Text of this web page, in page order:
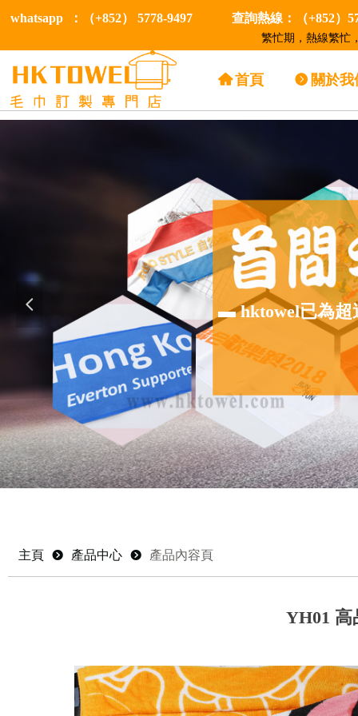
whatsapp ：（+852） 5778-9497 查詢熱線：（+852
繁忙期，熱線繁忙
▬ hktowel已為超
넳
낀首頁 뀹 關於我
YH01 高
主頁 뀹 產品中心 뀹 產品內容頁